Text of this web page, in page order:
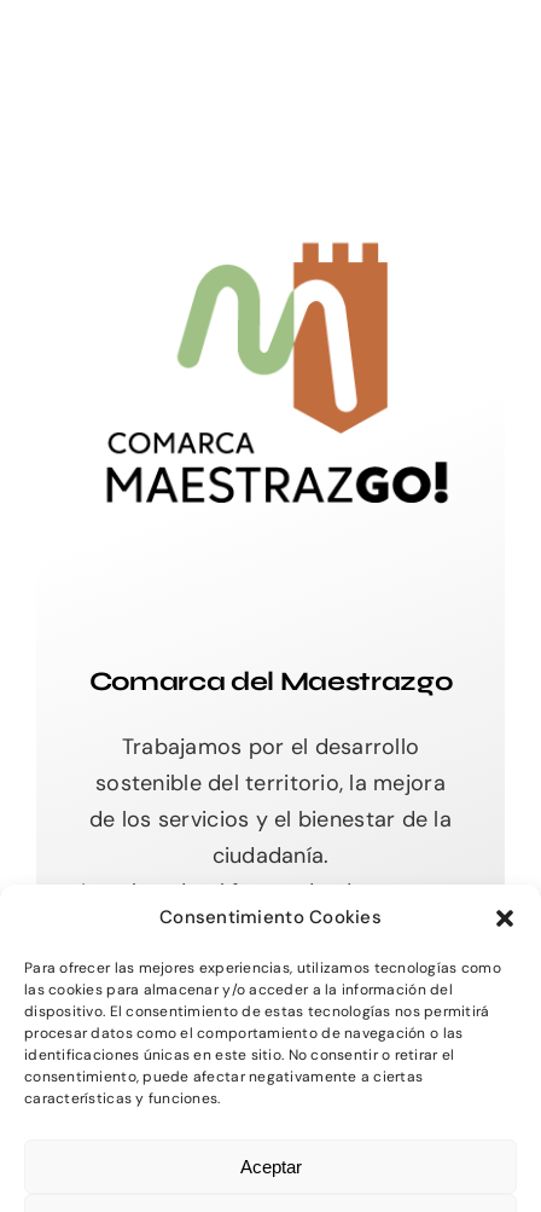
Consentimiento Cookies
Para ofrecer las mejores experiencias, utilizamos tecnologías como
las cookies para almacenar y/o acceder a la información del
dispositivo. El consentimiento de estas tecnologías nos permitirá
procesar datos como el comportamiento de navegación o las
identificaciones únicas en este sitio. No consentir o retirar el
consentimiento, puede afectar negativamente a ciertas
características y funciones.
Aceptar
Comarca del Maestrazgo
Trabajamos por el desarrollo
sostenible del territorio, la mejora
de los servicios y el bienestar de la
ciudadanía.
Impulsando el futuro desde nuestras
raíces.
Toggle
Navigation
Inicio
Aviso Legal-Política de Privacidad